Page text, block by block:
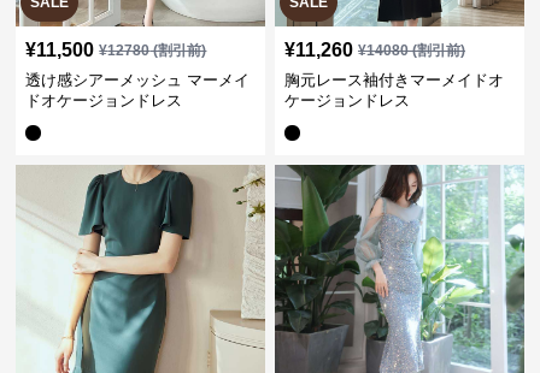
¥11,500 ¥12780(割引前)
透け感シアーメッシュ マーメイ
ドオケージョンドレス
¥11,260 ¥14080(割引前)
胸元レース袖付きマーメイドオ
ケージョンドレス